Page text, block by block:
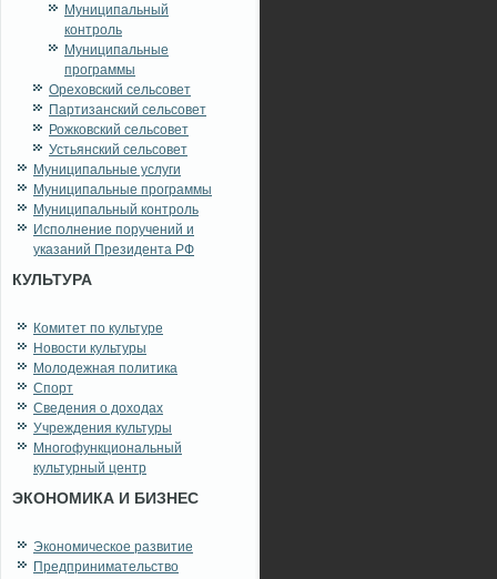
Муниципальный
контроль
Муниципальные
программы
Ореховский сельсовет
Партизанский сельсовет
Рожковский сельсовет
Устьянский сельсовет
Муниципальные услуги
Муниципальные программы
Муниципальный контроль
Исполнение поручений и
указаний Президента РФ
КУЛЬТУРА
Комитет по культуре
Новости культуры
Молодежная политика
Спорт
Сведения о доходах
Учреждения культуры
Многофункциональный
культурный центр
ЭКОНОМИКА И БИЗНЕС
Экономическое развитие
Предпринимательство